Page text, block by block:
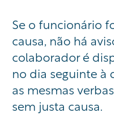
Se o funcionário
causa, não há
colaborador é
no dia seguinte à
as mesmas
sem justa causa.